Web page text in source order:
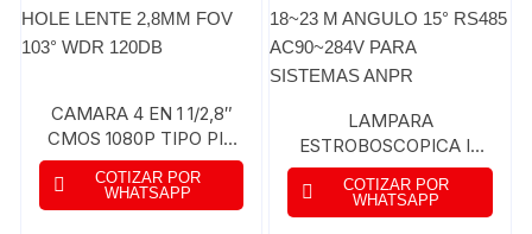
CAMARA 4 EN 1 1/2,8″
CMOS 1080P TIPO PIN
HOLE LENTE 2,8MM
FOV 103° WDR 120DB
COTIZAR POR
WHATSAPP
LAMPARA
ESTROBOSCOPICA IR
18~23 M ANGULO 15°
RS485 AC90~284V
PARA SISTEMAS ANPR
COTIZAR POR
WHATSAPP